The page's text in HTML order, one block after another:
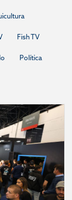
Fish TV
Política